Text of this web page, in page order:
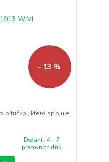
- 13 %
tričko , které spojuje
Dodání : 4 - 7
pracovních dnů